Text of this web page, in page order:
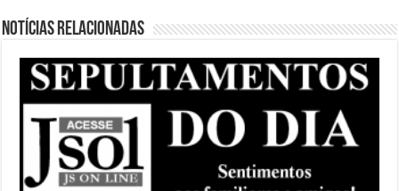
Notícias relacionadas